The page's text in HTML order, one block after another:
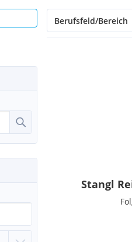
Berufsfeld/Bereich
Stangl